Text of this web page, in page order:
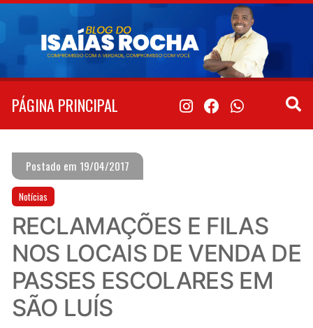
Pular
conteúdo
PÁGINA PRINCIPAL
Postado em 19/04/2017
Notícias
RECLAMAÇÕES E FILAS
NOS LOCAIS DE VENDA DE
PASSES ESCOLARES EM
SÃO LUÍS